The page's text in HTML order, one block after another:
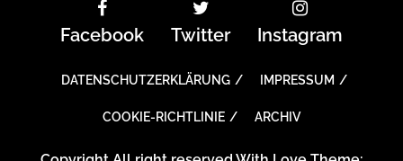
Facebook Twitter Instagram
DATENSCHUTZERKLÄRUNG IMPRESSUM
COOKIE-RICHTLINIE ARCHIV